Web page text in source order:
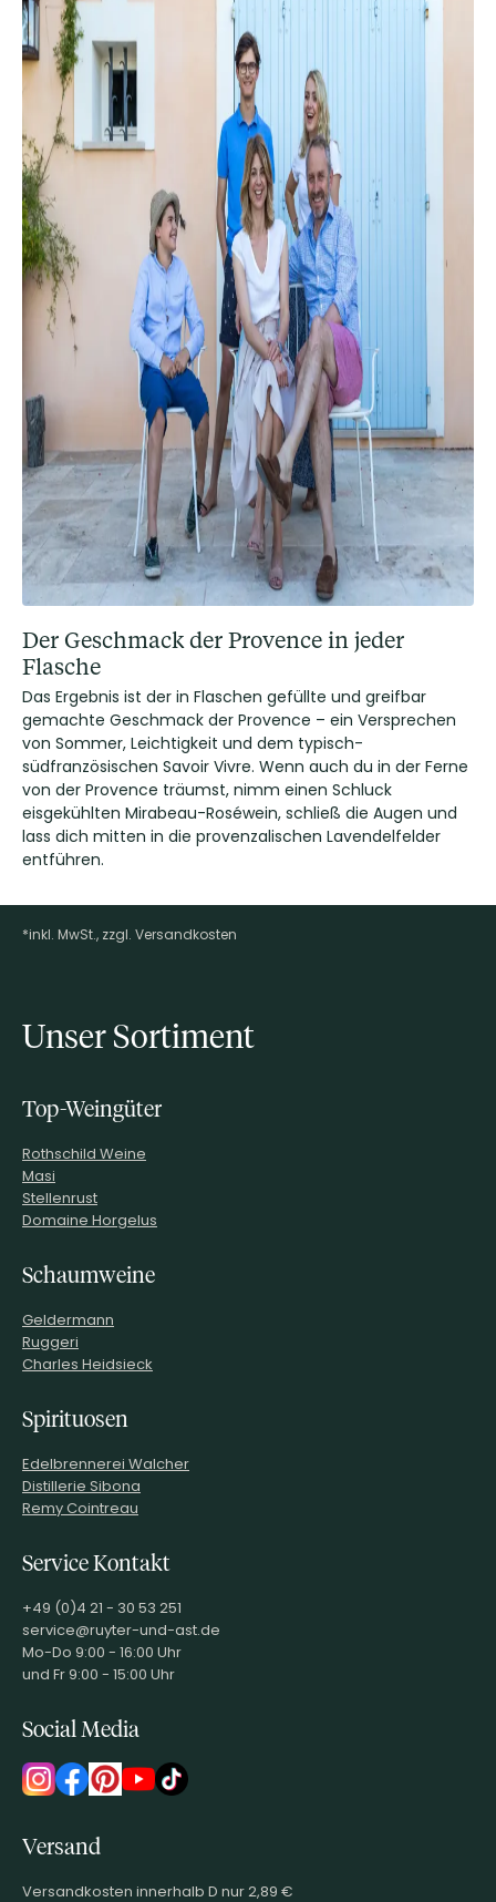
Der Geschmack der Provence in jeder
Flasche
Das Ergebnis ist der in Flaschen gefüllte und greifbar
gemachte Geschmack der Provence – ein Versprechen
von Sommer, Leichtigkeit und dem typisch-
südfranzösischen Savoir Vivre. Wenn auch du in der Ferne
von der Provence träumst, nimm einen Schluck
eisgekühlten Mirabeau-Roséwein, schließ die Augen und
lass dich mitten in die provenzalischen Lavendelfelder
entführen.
Footer-Menü
*inkl. MwSt., zzgl. Versandkosten
Unser Sortiment
Top-Weingüter
Rothschild Weine
Masi
Stellenrust
Domaine Horgelus
Schaumweine
Geldermann
Ruggeri
Charles Heidsieck
Spirituosen
Edelbrennerei Walcher
Distillerie Sibona
Remy Cointreau
Service Kontakt
+49 (0)4 21 - 30 53 251
service@ruyter-und-ast.de
Mo-Do 9:00 - 16:00 Uhr
und Fr 9:00 - 15:00 Uhr
Social Media
Versand
Versandkosten innerhalb D nur 2,89 €